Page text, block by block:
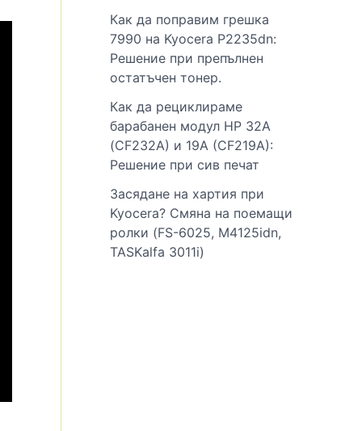
Как да поправим грешка
7990 на Kyocera P2235dn:
Решение при препълнен
остатъчен тонер.
Как да рециклираме
барабанен модул HP 32A
(CF232A) и 19A (CF219A):
Решение при сив печат
Засядане на хартия при
Kyocera? Смяна на поемащи
ролки (FS-6025, M4125idn,
TASKalfa 3011i)